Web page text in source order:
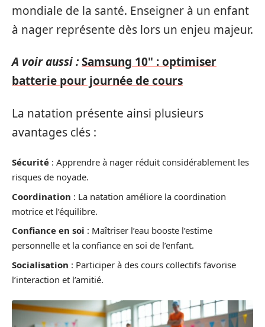
mondiale de la santé. Enseigner à un enfant
à nager représente dès lors un enjeu majeur.
A voir aussi :Samsung 10" : optimiser
batterie pour journée de cours
La natation présente ainsi plusieurs
avantages clés :
Sécurité : Apprendre à nager réduit considérablement les
risques de noyade.
Coordination : La natation améliore la coordination
motrice et l’équilibre.
Confiance en soi : Maîtriser l’eau booste l’estime
personnelle et la confiance en soi de l’enfant.
Socialisation : Participer à des cours collectifs favorise
l’interaction et l’amitié.